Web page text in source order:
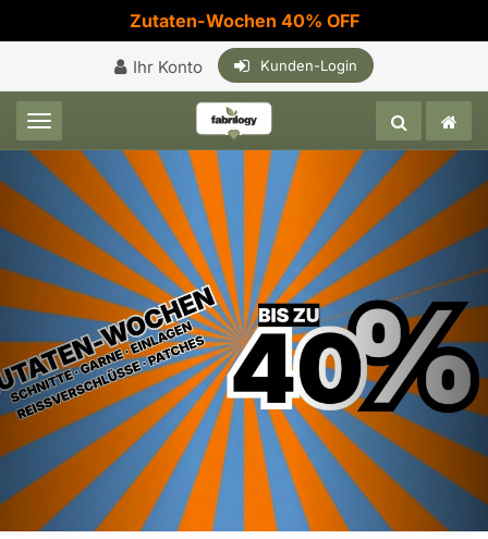
Zutaten-Wochen 40% OFF
Ihr Konto Kunden-Login
Toggle navigation